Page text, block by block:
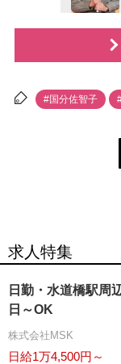
#国分佐智子
求人特集
日勤・水道橋駅周
日～OK
株式会社MSK
日給1万4,500円～